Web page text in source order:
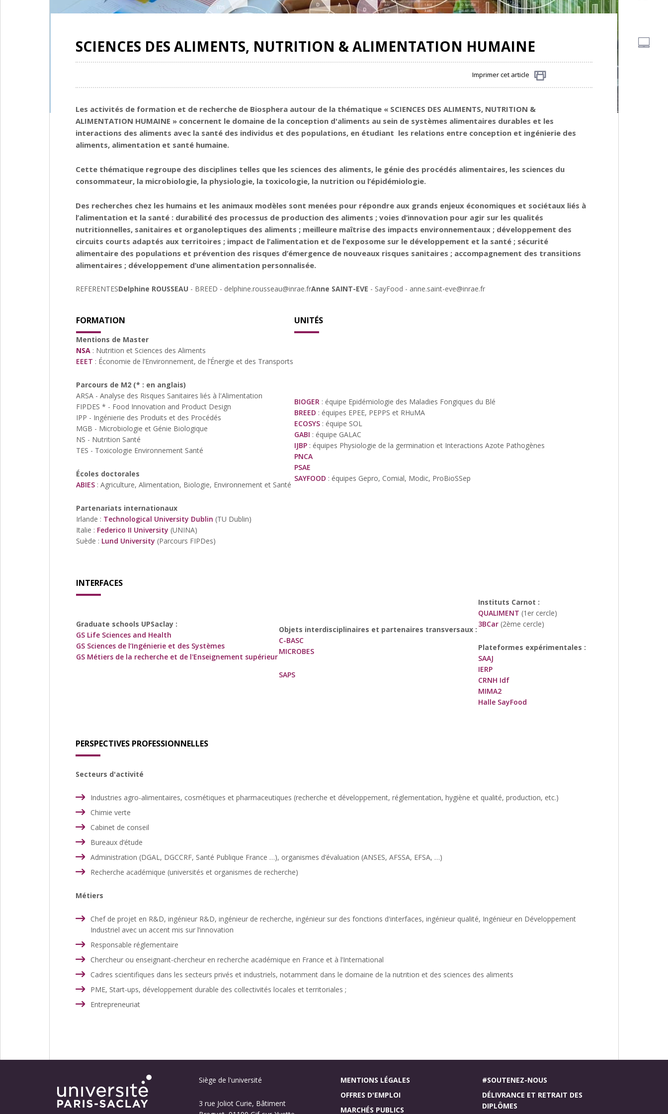
SCIENCES DES ALIMENTS, NUTRITION & ALIMENTATION HUMAINE
Imprimer cet article
Les activités de formation et de recherche de Biosphera autour de la thématique « SCIENCES DES ALIMENTS, NUTRITION &
ALIMENTATION HUMAINE » concernent le domaine de la conception d'aliments au sein de systèmes alimentaires durables et les
interactions des aliments avec la santé des individus et des populations, en étudiant les relations entre conception et ingénierie des
aliments, alimentation et santé humaine.
Cette thématique regroupe des disciplines telles que les sciences des aliments, le génie des procédés alimentaires, les sciences du
consommateur, la microbiologie, la physiologie, la toxicologie, la nutrition ou l’épidémiologie.
Des recherches chez les humains et les animaux modèles sont menées pour répondre aux grands enjeux économiques et sociétaux liés à
l’alimentation et la santé : durabilité des processus de production des aliments ; voies d’innovation pour agir sur les qualités
nutritionnelles, sanitaires et organoleptiques des aliments ; meilleure maîtrise des impacts environnementaux ; développement des
circuits courts adaptés aux territoires ; impact de l’alimentation et de l’exposome sur le développement et la santé ; sécurité
alimentaire des populations et prévention des risques d’émergence de nouveaux risques sanitaires ; accompagnement des transitions
alimentaires ; développement d’une alimentation personnalisée.
REFERENTESDelphine ROUSSEAU - BREED - delphine.rousseau@inrae.frAnne SAINT-EVE - SayFood - anne.saint-eve@inrae.fr
FORMATION UNITÉS
Mentions de Master
NSA : Nutrition et Sciences des Aliments
EEET : Économie de l’Environnement, de l’Énergie et des Transports
Parcours de M2 (* : en anglais)
ARSA - Analyse des Risques Sanitaires liés à l'Alimentation
FIPDES * - Food Innovation and Product Design
IPP - Ingénierie des Produits et des Procédés
MGB - Microbiologie et Génie Biologique
NS - Nutrition Santé
TES - Toxicologie Environnement Santé
Écoles doctorales
ABIES : Agriculture, Alimentation, Biologie, Environnement et Santé
Partenariats internationaux
Irlande : Technological University Dublin (TU Dublin)
Italie : Federico II University (UNINA)
Suède : Lund University (Parcours FIPDes)
BIOGER : équipe Epidémiologie des Maladies Fongiques du Blé
BREED : équipes EPEE, PEPPS et RHuMA
ECOSYS : équipe SOL
GABI : équipe GALAC
IJBP : équipes Physiologie de la germination et Interactions Azote Pathogènes
PNCA
PSAE
SAYFOOD : équipes Gepro, Comial, Modic, ProBioSSep
INTERFACES
Graduate schools UPSaclay :
GS Life Sciences and Health
GS Sciences de l’Ingénierie et des Systèmes
GS Métiers de la recherche et de l'Enseignement supérieur
Objets interdisciplinaires et partenaires transversaux :
C-BASC
MICROBES
SAPS
Instituts Carnot :
QUALIMENT (1er cercle)
3BCar (2ème cercle)
Plateformes expérimentales :
SAAJ
IERP
CRNH Idf
MIMA2
Halle SayFood
PERSPECTIVES PROFESSIONNELLES
Secteurs d'activité
Industries agro-alimentaires, cosmétiques et pharmaceutiques (recherche et développement, réglementation, hygiène et qualité, production, etc.)
Chimie verte
Cabinet de conseil
Bureaux d’étude
Administration (DGAL, DGCCRF, Santé Publique France …), organismes d’évaluation (ANSES, AFSSA, EFSA, …)
Recherche académique (universités et organismes de recherche)
Métiers
Chef de projet en R&D, ingénieur R&D, ingénieur de recherche, ingénieur sur des fonctions d'interfaces, ingénieur qualité, Ingénieur en Développement
Industriel avec un accent mis sur l’innovation
Responsable réglementaire
Chercheur ou enseignant-chercheur en recherche académique en France et à l’International
Cadres scientifiques dans les secteurs privés et industriels, notamment dans le domaine de la nutrition et des sciences des aliments
PME, Start-ups, développement durable des collectivités locales et territoriales ;
Entrepreneuriat
Siège de l'université
3 rue Joliot Curie, Bâtiment
MENTIONS LÉGALES
OFFRES D'EMPLOI
MARCHÉS PUBLICS
#SOUTENEZ-NOUS
DÉLIVRANCE ET RETRAIT DES
DIPLÔMES